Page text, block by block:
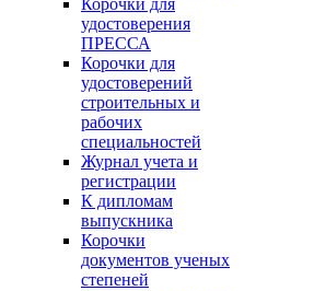
удостоверения
ПРЕССА
Корочки для
удостоверений
строительных и
рабочих
специальностей
Журнал учета и
регистрации
К дипломам
выпускника
Корочки
документов ученых
степеней